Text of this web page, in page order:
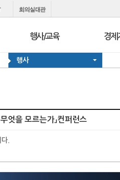
행사/교육
코참경영상담
경제
온라
행사
엇을 모르는가」컨퍼런스
.